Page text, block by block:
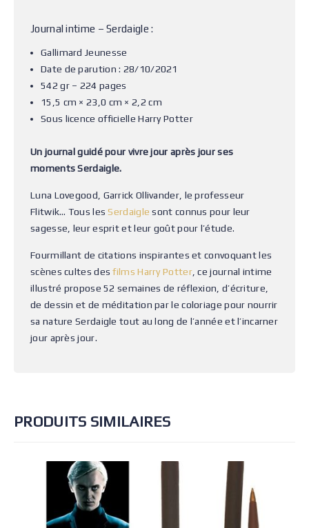
Journal intime – Serdaigle :
Gallimard Jeunesse
Date de parution : 28/10/2021
542 gr – 224 pages
15,5 cm × 23,0 cm × 2,2 cm
Sous licence officielle Harry Potter
Un journal guidé pour vivre jour après jour ses
moments Serdaigle.
Luna Lovegood, Garrick Ollivander, le professeur
Flitwik… Tous lesSerdaigle sont connus pour leur
sagesse, leur esprit et leur goût pour l’étude.
Fourmillant de citations inspirantes et convoquant les
scènes cultes desfilms Harry Potter, ce journal intime
illustré propose 52 semaines de réflexion, d’écriture,
de dessin et de méditation par le coloriage pour nourrir
sa nature Serdaigle tout au long de l’année et l’incarner
jour après jour.
PRODUITS SIMILAIRES